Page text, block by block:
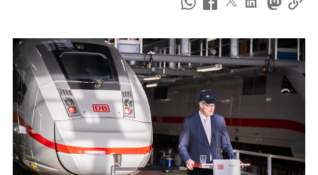
uns
im
Internet